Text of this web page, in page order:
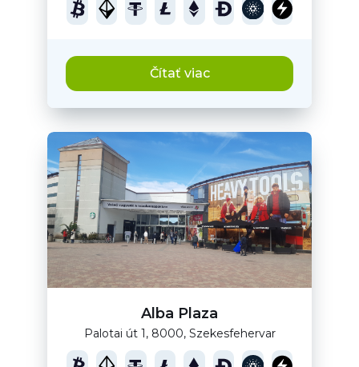
Čítať viac
Alba Plaza
Palotai út 1, 8000, Szekesfehervar